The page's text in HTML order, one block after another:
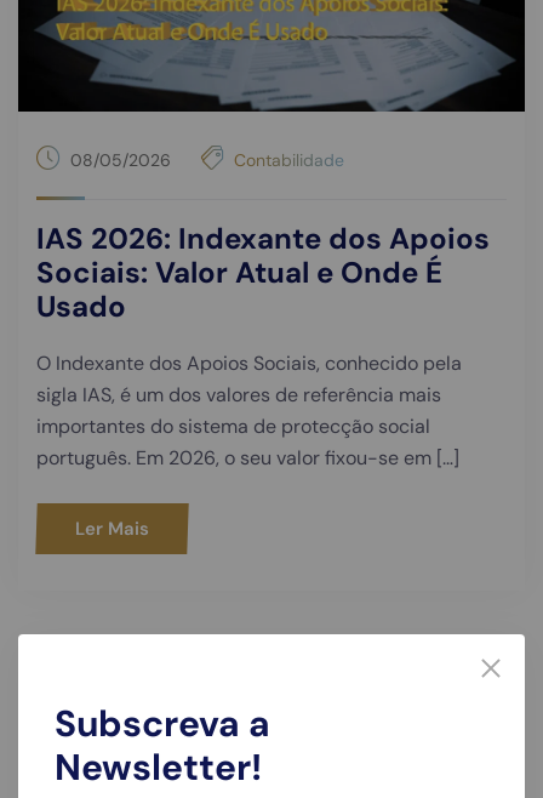
08/05/2026 Contabilidade
IAS 2026: Indexante dos Apoios
Sociais: Valor Atual e Onde É
Usado
O Indexante dos Apoios Sociais, conhecido pela
sigla IAS, é um dos valores de referência mais
importantes do sistema de protecção social
português. Em 2026, o seu valor fixou-se em […]
Ler Mais
Subscreva a
Newsletter!